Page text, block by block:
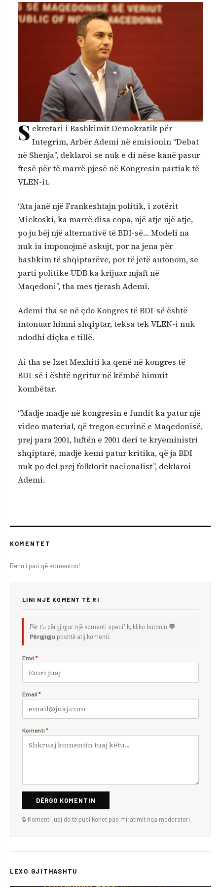
S ekretari i Bashkimit Demokratik për
Integrim, Arbër Ademi në emisionin “Debat
në Shenja”, deklaroi se nuk e di nëse kanë pasur
ftesë për të marrë pjesë në Kongresin partiak të
VLEN-it.
“Ata janë një Frankeshtajn politik, i zotërit
Mickoski, ka marrë disa copa, një atje një atje,
po ju bëj një alternativë të BDI-së… Modeli na
nuk ia imponojmë askujt, por na jena për
bashkim të shqiptarëve, por të jetë autonom, se
parti politike UDB ka krijuar mjaft në
Maqedoni”, tha mes tjerash Ademi.
Ademi tha se në çdo Kongres të BDI-së është
intonuar himni shqiptar, teksa tek VLEN-i nuk
ndodhi diçka e tillë.
Ai tha se Izet Mexhiti ka qenë në kongres të
BDI-së i është ngritur në këmbë himnit
kombëtar.
“Madje madje në kongresin e fundit ka patur një
video material, që tregon ecurinë e Maqedonisë,
prej para 2001, luftën e 2001 deri te kryeministri
shqiptarë, madje kemi patur kritika, që ja BDI
nuk po del prej folklorit nacionalist”, deklaroi
Ademi.
KOMENTET
Bëhu i pari që komenton!
LINI NJË KOMENT TË RI
Për t'u përgjigjur një komenti specifik, kliko butonin 💬
Përgjigju poshtë atij komenti.
Emri *
Email *
Komenti *
DËRGO KOMENTIN
🔒 Komenti juaj do të publikohet pas miratimit nga moderatori.
LEXO GJITHASHTU